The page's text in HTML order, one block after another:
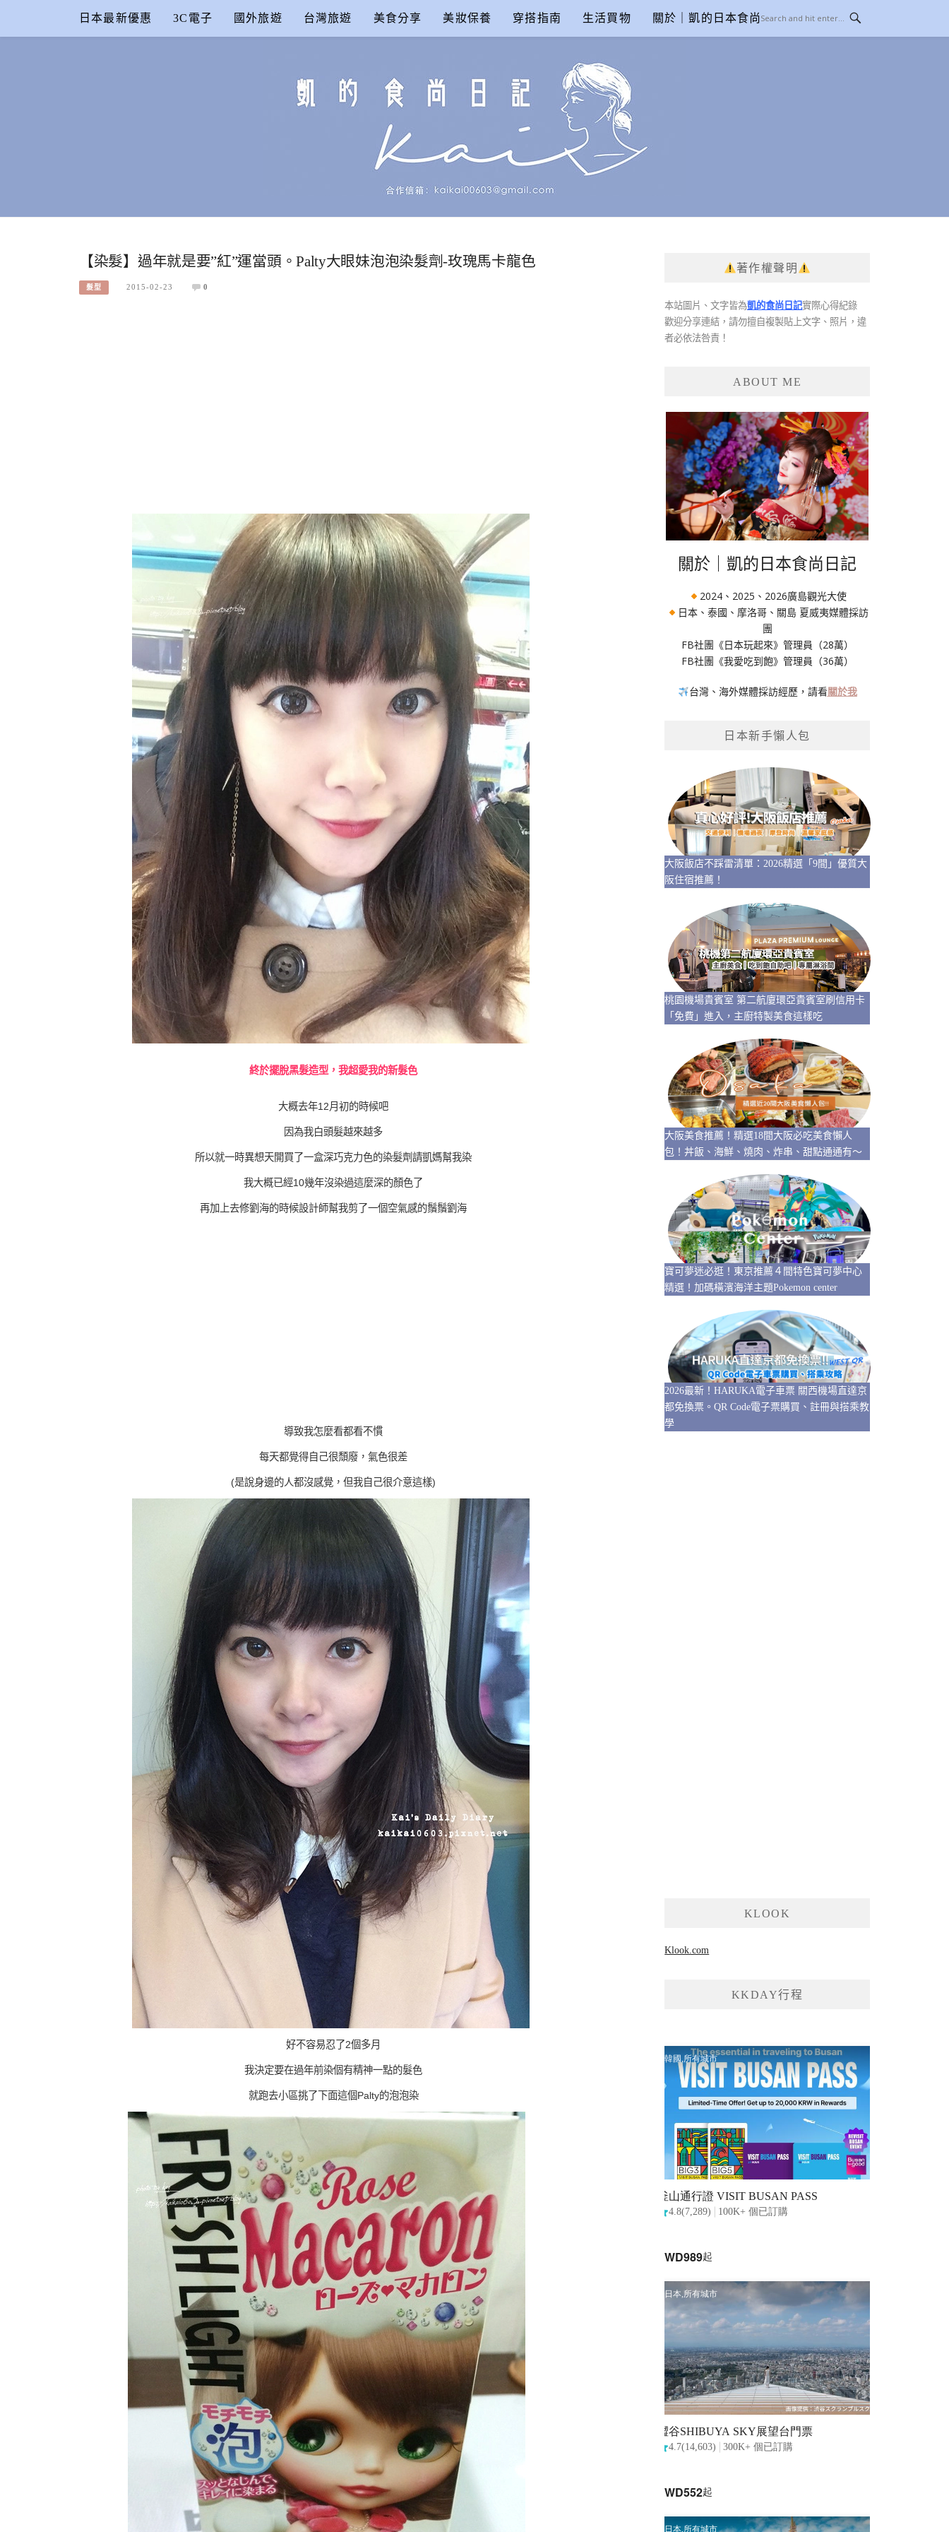
content
日本最新優惠 3C電子 國外旅遊 台灣旅遊 美食分享 美妝保養 穿搭指南 生活買物 關於｜凱的日本食尚日記
【染髮】過年就是要”紅”運當頭。Palty大眼妹泡泡染髮劑-玫瑰馬卡龍色
髮型 2015-02-23 0
終於擺脫黑髮造型，我超愛我的新髮色
大概去年12月初的時候吧
因為我白頭髮越來越多
所以就一時異想天開買了一盒深巧克力色的染髮劑請凱媽幫我染
我大概已經10幾年沒染過這麼深的顏色了
再加上去修劉海的時候設計師幫我剪了一個空氣感的鬚鬚劉海
導致我怎麼看都看不慣
每天都覺得自己很頹廢，氣色很差
(是說身邊的人都沒感覺，但我自己很介意這樣)
好不容易忍了2個多月
我決定要在過年前染個有精神一點的髮色
就跑去小區挑了下面這個Palty的泡泡染
著作權聲明
本站圖片、文字皆為凱的食尚日記實際心得紀錄
歡迎分享連結，請勿擅自複製貼上文字、照片，違
者必依法咎責！
ABOUT ME
關於｜凱的日本食尚日記
2024、2025、2026廣島觀光大使
日本、泰國、摩洛哥、關島 夏威夷媒體採訪
團
FB社團《日本玩起來》管理員（28萬）
FB社團《我愛吃到飽》管理員（36萬）
台灣、海外媒體採訪經歷，請看關於我
日本新手懶人包
大阪飯店不踩雷清單：2026精選「9間」優質大
阪住宿推薦！
桃園機場貴賓室 第二航廈環亞貴賓室刷信用卡
「免費」進入，主廚特製美食這樣吃
大阪美食推薦！精選18間大阪必吃美食懶人
包！丼飯、海鮮、燒肉、炸串、甜點通通有～
寶可夢迷必逛！東京推薦４間特色寶可夢中心
精選！加碼橫濱海洋主題Pokemon center
2026最新！HARUKA電子車票 關西機場直達京
都免換票。QR Code電子票購買、註冊與搭乘教
學
KLOOK
Klook.com
KKDAY行程